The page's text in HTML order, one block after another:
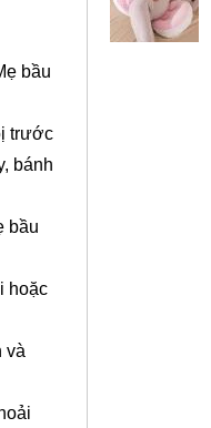
bầu
trước
bánh
bầu
hoặc
và